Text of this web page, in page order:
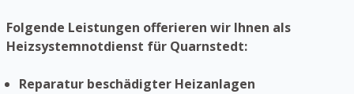
Folgende Leistungen offerieren wir Ihnen als
Heizsystemnotdienst für Quarnstedt:
Reparatur beschädigter Heizanlagen